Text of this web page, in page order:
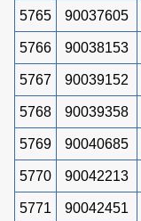
5765 90037605
5766 90038153
5767 90039152
5768 90039358
5769 90040685
5770 90042213
5771 90042451